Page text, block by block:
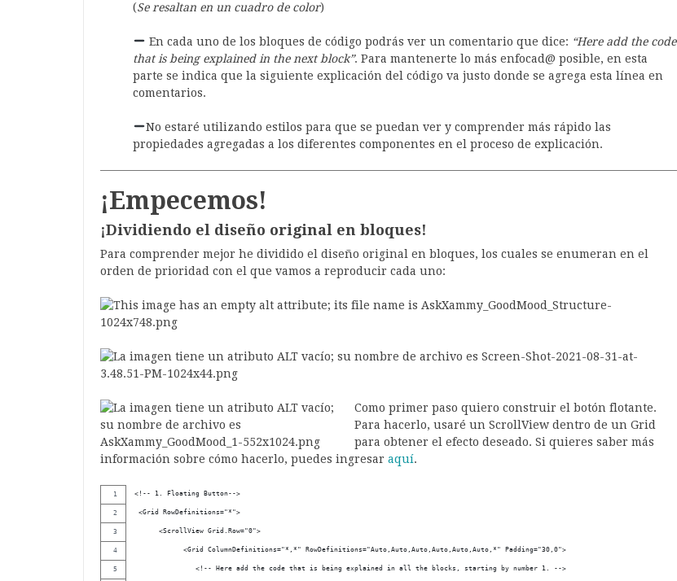
(Se resaltan en un cuadro de color)
En cada uno de los bloques de código podrás ver un comentario que dice: “Here add the code
that is being explained in the next block”. Para mantenerte lo más enfocad@ posible, en esta
parte se indica que la siguiente explicación del código va justo donde se agrega esta línea en
comentarios.
No estaré utilizando estilos para que se puedan ver y comprender más rápido las
propiedades agregadas a los diferentes componentes en el proceso de explicación.
¡Empecemos!
¡Dividiendo el diseño original en bloques!
Para comprender mejor he dividido el diseño original en bloques, los cuales se enumeran en el
orden de prioridad con el que vamos a reproducir cada uno:
Como primer paso quiero construir el botón flotante.
Para hacerlo, usaré un ScrollView dentro de un Grid
para obtener el efecto deseado. Si quieres saber más
información sobre cómo hacerlo, puedes ingresar aquí.
<!-- 1. Floating Button-->
<Grid RowDefinitions="*">
      <ScrollView Grid.Row="0">
            <Grid ColumnDefinitions="*,*" RowDefinitions="Auto,Auto,Auto,Auto,Auto,Auto,*" Padding="30,0">
               <!-- Here add the code that is being explained in all the blocks, starting by number 1. -->